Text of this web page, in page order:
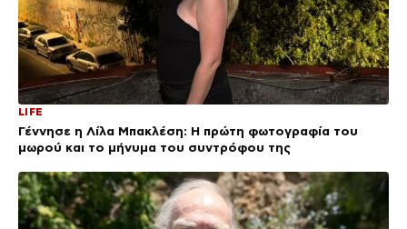
LIFE
Γέννησε η Λίλα Μπακλέση: Η πρώτη φωτογραφία του
μωρού και το μήνυμα του συντρόφου της